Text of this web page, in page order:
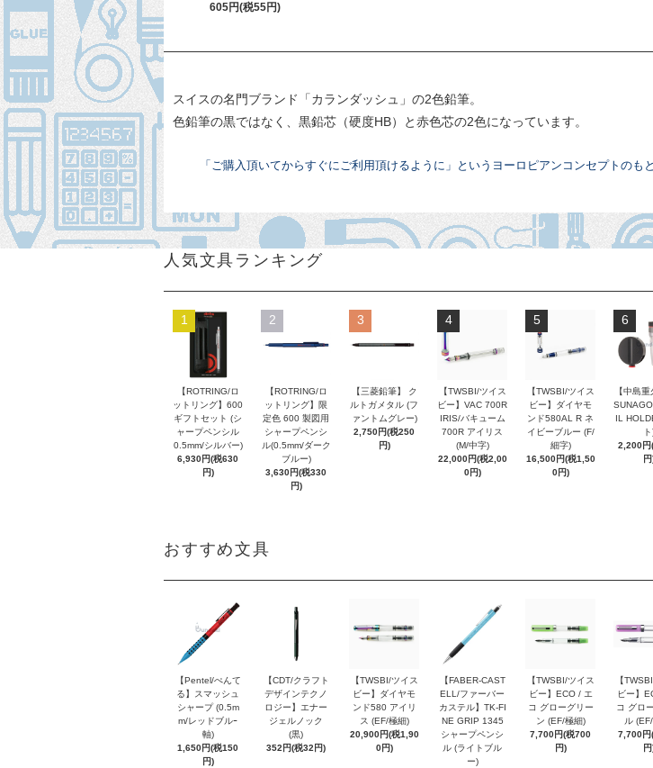
605円(税55円)
スイスの名門ブランド「カランダッシュ」の2色鉛筆。
色鉛筆の黒ではなく、黒鉛芯（硬度HB）と赤色芯の2色になっています。
「ご購入頂いてからすぐにご利用頂けるように」というヨーロピアンコンセプトのも
人気文具ランキング
1
【ROTRING/ロ
ットリング】600
ギフトセット (シ
ャープペンシル
0.5mm/シルバー)
6,930円(税630
円)
2
【ROTRING/ロ
ットリング】限
定色 600 製図用
シャープペンシ
ル(0.5mm/ダーク
ブルー)
3,630円(税330
円)
3
【三菱鉛筆】 ク
ルトガメタル (フ
ァントムグレー)
2,750円(税250
円)
4
【TWSBI/ツイス
ビー】VAC 700R
IRIS/バキューム
700R アイリス
(M/中字)
22,000円(税2,00
0円)
5
【TWSBI/ツイス
ビー】ダイヤモ
ンド580AL R ネ
イビーブルー (F/
細字)
16,500円(税1,50
0円)
6
【中島
IL
2,200円
おすすめ文具
【Pentel/ぺんて
る】スマッシュ
シャープ (0.5m
m/レッドブルｰ
軸)
1,650円(税150
円)
【CDT/クラフト
デザインテクノ
ロジー】エナー
ジェルノック
(黒)
352円(税32円)
【TWSBI/ツイス
ビー】ダイヤモ
ンド580 アイリ
ス (EF/極細)
20,900円(税1,90
0円)
【FABER-CAST
ELL/ファーバー
カステル】TK-FI
NE GRIP 1345
シャープペンシ
ル (ライトブル
ー)
【TWSBI/ツイス
ビー】ECO / エ
コ グローグリー
ン (EF/極細)
7,700円(税700
円)
【
ビー】
コ グロ
ル
7,700円